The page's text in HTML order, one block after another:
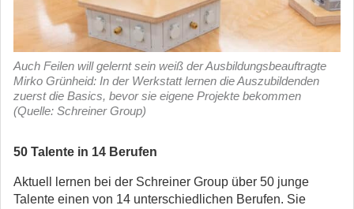
Auch Feilen will gelernt sein weiß der Ausbildungsbeauftragte
Mirko Grünheid: In der Werkstatt lernen die Auszubildenden
zuerst die Basics, bevor sie eigene Projekte bekommen
(Quelle: Schreiner Group)
50 Talente in 14 Berufen
Aktuell lernen bei der Schreiner Group über 50 junge
Talente einen von 14 unterschiedlichen Berufen. Sie